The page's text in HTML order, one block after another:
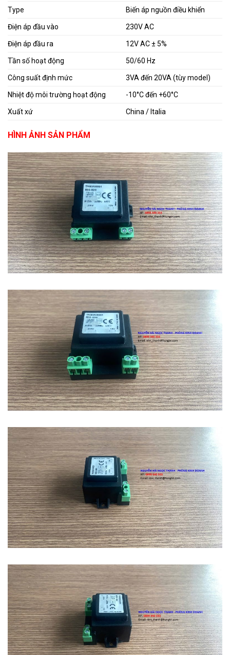
Type Biến áp nguồn điều khiển
Điện áp đầu vào 230V AC
Điện áp đầu ra 12V AC ± 5%
Tần số hoạt động 50/60 Hz
Công suất định mức 3VA đến 20VA (tùy model)
Nhiệt độ môi trường hoạt động -10°C đến +60°C
Xuất xứ China / Italia
HÌNH ẢNH SẢN PHẨM